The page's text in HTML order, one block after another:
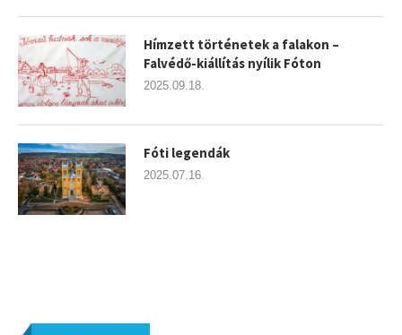
Hímzett történetek a falakon –
Falvédő-kiállítás nyílik Fóton
2025.09.18.
Fóti legendák
2025.07.16.